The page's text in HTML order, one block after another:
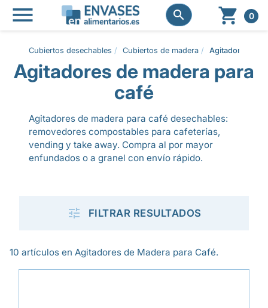
 
  0
Cubiertos desechables Cubiertos de madera Agitadores de
Agitadores de madera para
café
Agitadores de madera para café desechables:
removedores compostables para cafeterías,
vending y take away. Compra al por mayor
enfundados o a granel con envío rápido.
 FILTRAR RESULTADOS
10 artículos en Agitadores de Madera para Café.